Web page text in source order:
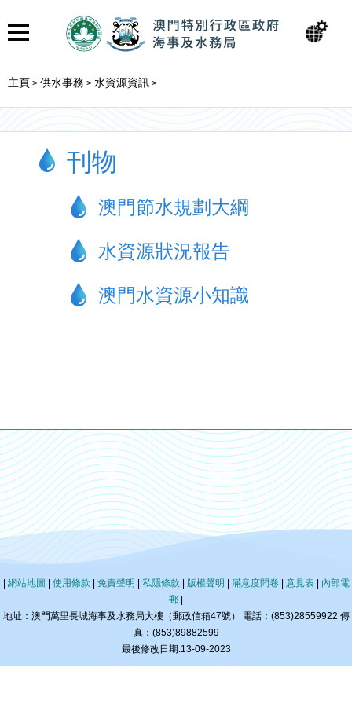
主頁 > 供水事務 > 水資源資訊 >
刊物
澳門節水規劃大綱
水資源狀況報告
澳門水資源小知識
| 網站地圖 | 使用條款 | 免責聲明 | 私隱條款 | 版權聲明 | 滿意度問卷| 意見表| 內部電
郵 |
地址：澳門萬里長城海事及水務局大樓（郵政信箱47號） 電話：(853)28559922 傳
真：(853)89882599
最後修改日期:13-09-2023